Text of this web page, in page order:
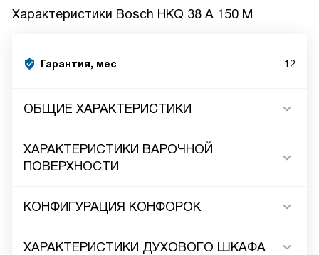
Характеристики Bosch HKQ 38 A 150 M
Гарантия, мес 12
ОБЩИЕ ХАРАКТЕРИСТИКИ
ХАРАКТЕРИСТИКИ ВАРОЧНОЙ
ПОВЕРХНОСТИ
КОНФИГУРАЦИЯ КОНФОРОК
ХАРАКТЕРИСТИКИ ДУХОВОГО ШКАФА